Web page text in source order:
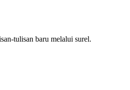
tulisan baru melalui surel.